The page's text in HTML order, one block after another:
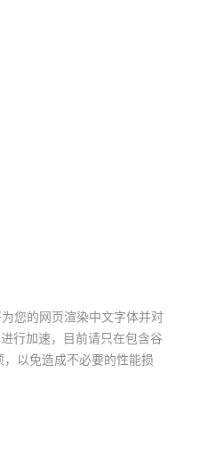
为您的网页渲染中文字体并对
行加速，目前请只在包含谷
以免造成不必要的性能损